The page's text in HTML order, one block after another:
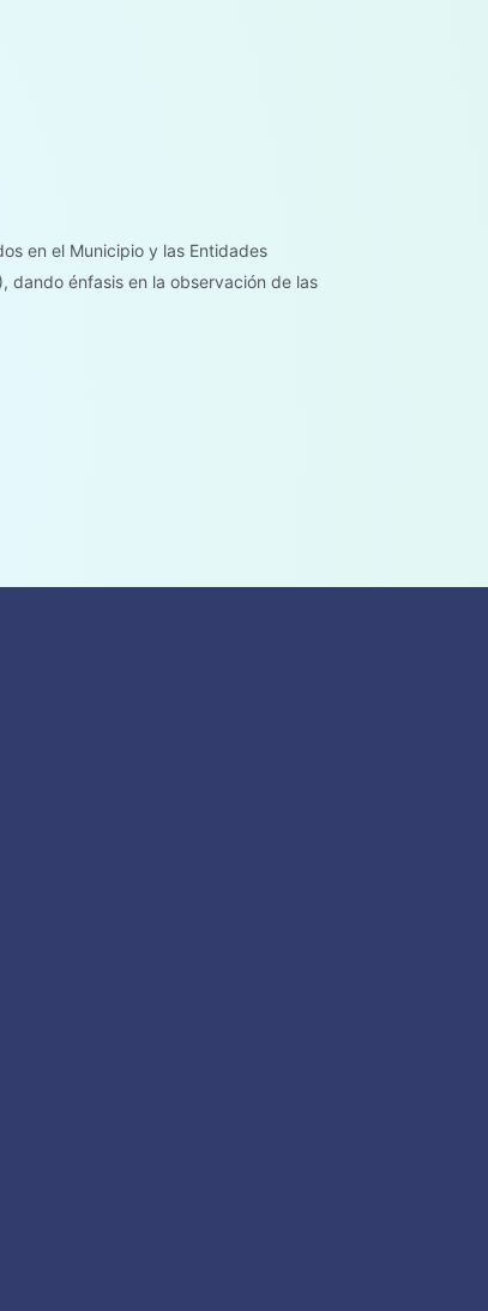
en el Municipio y las Entidades
dando énfasis en la observación de las